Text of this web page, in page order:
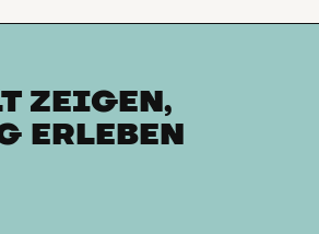
ZEIGEN,
ERLEBEN